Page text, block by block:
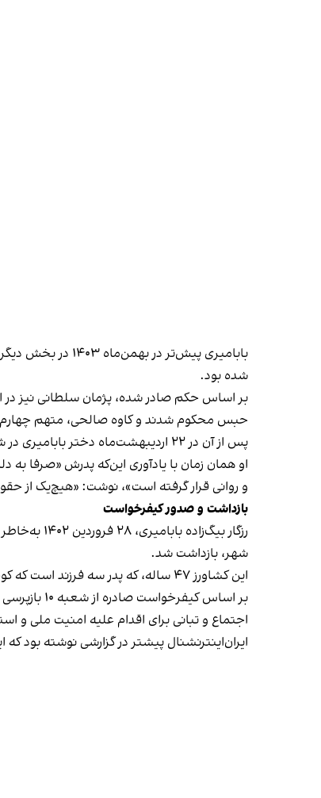
شده بود.
حبس محکوم شدند و کاوه صالحی، متهم چهارم
پس از آن در ۲۲ اردیبهشت‌ماه دختر بابامیری در شبکه اجتماعی ایکس نوشت که حکم ۱۵ سال حبس پدرش از سوی دادگاه تجدیدنظر آذربایجان غربی عینا تایید شده است.
او همان زمان با یادآوری این‌که پدرش «صرفا
و‌ روانی قرار گرفته است»، نوشت: «هیچ‌یک از
بازداشت و صدور کیفرخواست
رزگار
شهر، بازداشت شد.
این کشاورز ۴۷ ساله، که پدر سه فرزند است که کوچک‌ترین آن‌ها زمان بازداشت پدرش، دو ساله بود، در روستایی نزدیک تیکان‌تپه بوکان زندگی می‌کند.
اجتماع و تبانی برای اقدام علیه امنیت ملی
ایران‌اینترنشنال پیشتر در گزارشی نوشته بود